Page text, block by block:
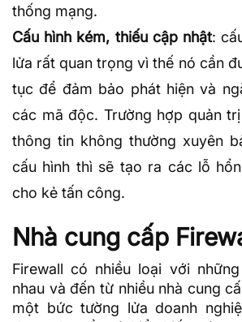
thống mạng.
Cấu hình kém, thiếu cập nhật:
lửa rất quan trọng vì thế nó cần
tục để đảm bảo phát hiện và
các mã độc. Trường hợp quản
thông tin không thường xuyên
cấu hình thì sẽ tạo ra các lỗ
cho kẻ tấn công.
Nhà cung cấp
Firewall có nhiều loại với
nhau và đến từ nhiều nhà cung
một bức tường lửa doanh